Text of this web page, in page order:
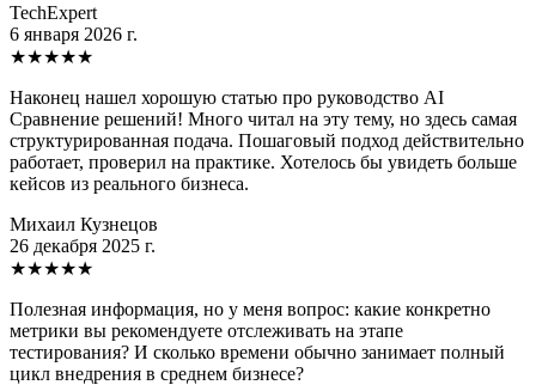
TechExpert
6 января 2026 г.
★★★★★
Наконец нашел хорошую статью про руководство AI
Сравнение решений! Много читал на эту тему, но здесь самая
структурированная подача. Пошаговый подход действительно
работает, проверил на практике. Хотелось бы увидеть больше
кейсов из реального бизнеса.
Михаил Кузнецов
26 декабря 2025 г.
★★★★★
Полезная информация, но у меня вопрос: какие конкретно
метрики вы рекомендуете отслеживать на этапе
тестирования? И сколько времени обычно занимает полный
цикл внедрения в среднем бизнесе?